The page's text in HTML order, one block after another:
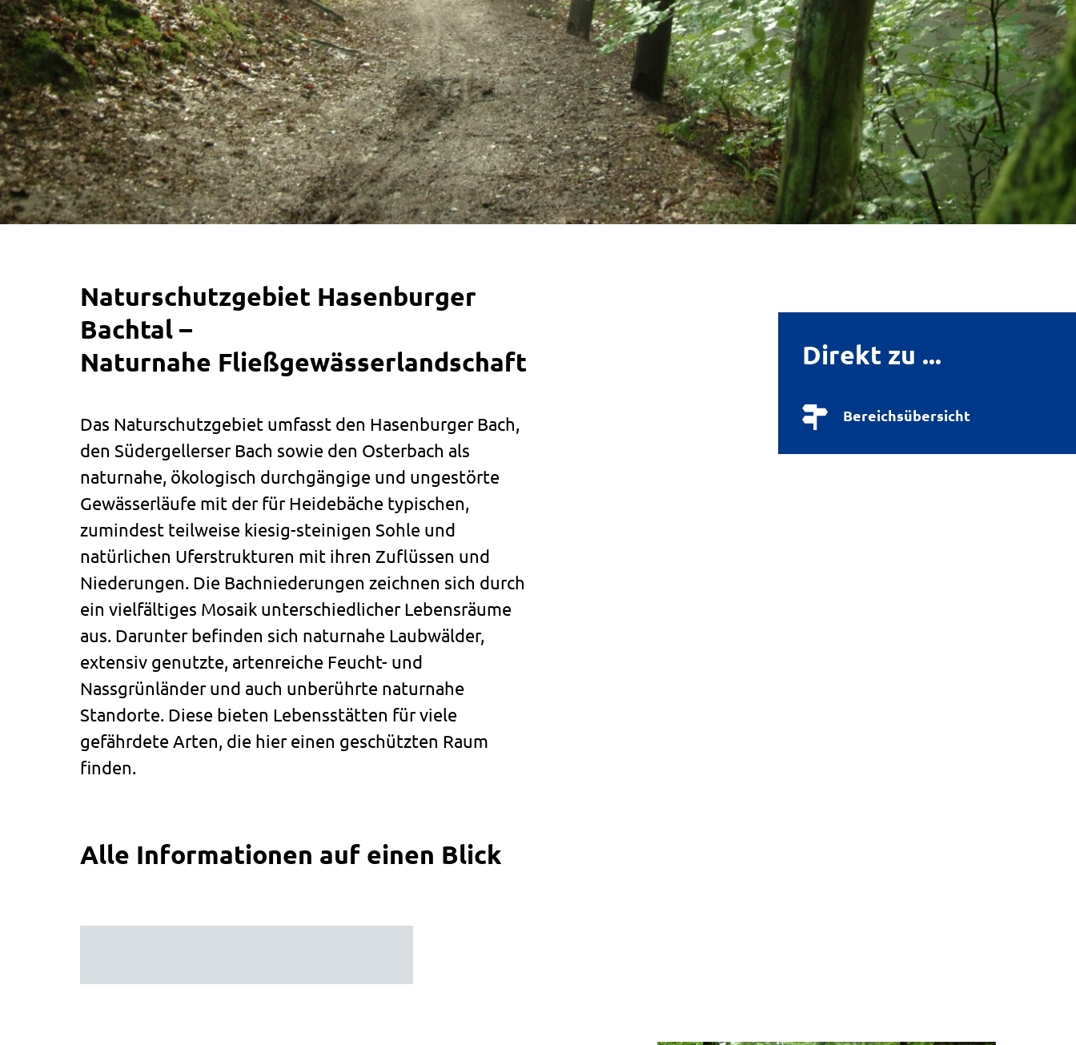
Direkt zu ...
Bereichsübersicht
Naturschutzgebiet Hasenburger
Bachtal –
Naturnahe Fließgewässerlandschaft
Das Naturschutzgebiet umfasst den Hasenburger Bach,
den Südergellerser Bach sowie den Osterbach als
naturnahe, ökologisch durchgängige und ungestörte
Gewässerläufe mit der für Heidebäche typischen,
zumindest teilweise kiesig-steinigen Sohle und
natürlichen Uferstrukturen mit ihren Zuflüssen und
Niederungen. Die Bachniederungen zeichnen sich durch
ein vielfältiges Mosaik unterschiedlicher Lebensräume
aus. Darunter befinden sich naturnahe Laubwälder,
extensiv genutzte, artenreiche Feucht- und
Nassgrünländer und auch unberührte naturnahe
Standorte. Diese bieten Lebensstätten für viele
gefährdete Arten, die hier einen geschützten Raum
finden.
Alle Informationen auf einen Blick